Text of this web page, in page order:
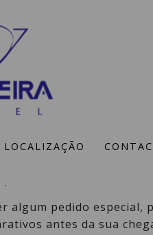
LOCALIZAÇÃO
no nosso Hotel.
algum pedido especial,
antes da sua